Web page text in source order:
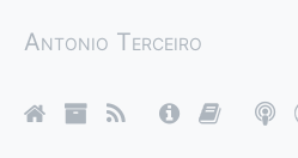
Antonio Terceiro